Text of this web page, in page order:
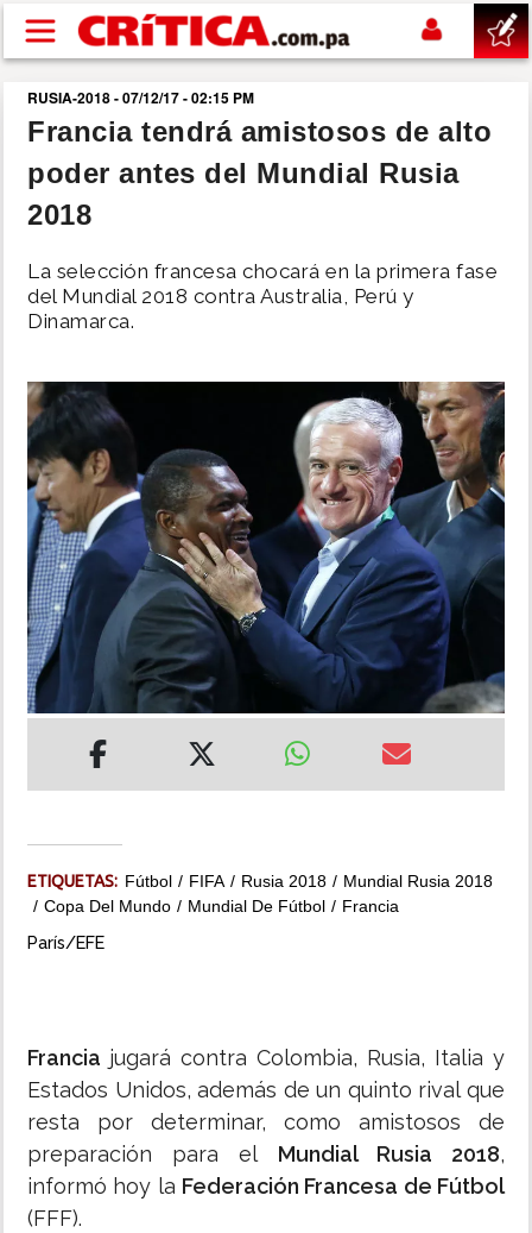
Pasar al contenido principal
buscar
SUCESOS
POLÍTICA
DEPORTES
MUNDO
INSÓLITAS
MULTIMEDIA
IMPRESO
RUSIA-2018 - 07/12/17 - 02:15 PM
Francia tendrá amistosos de alto
poder antes del Mundial Rusia
2018
La selección francesa chocará en la primera fase
del Mundial 2018 contra Australia, Perú y
Dinamarca.
ETIQUETAS: Fútbol FIFA Rusia 2018
Mundial Rusia 2018
Copa Del Mundo
Mundial De Fútbol Francia
París/EFE
Francia jugará contra Colombia, Rusia, Italia y
Estados Unidos, además de un quinto rival que
resta por determinar, como amistosos de
preparación para el Mundial Rusia 2018,
informó hoy la Federación Francesa de Fútbol
(FFF).